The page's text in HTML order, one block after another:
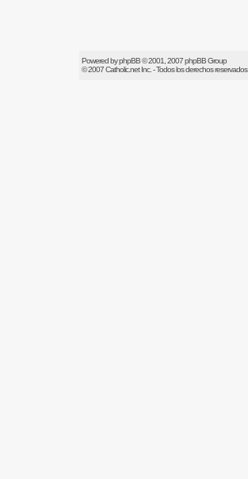
Powered byphpBB© 2001, 2007 phpBB Group
© 2007Catholic.netInc. - Todos los derechos reservados